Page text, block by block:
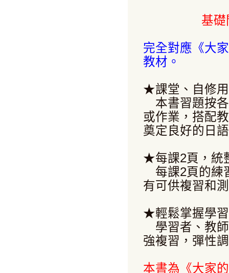
基
完全對應《大
教材。
★課堂、自修
本書習題按各
或作業，搭配
奠定良好的日
★每課2頁，統
每課2頁的練
有可供複習和
★輕鬆掌握學
學習者、教師
強複習，彈性
本書為《大家